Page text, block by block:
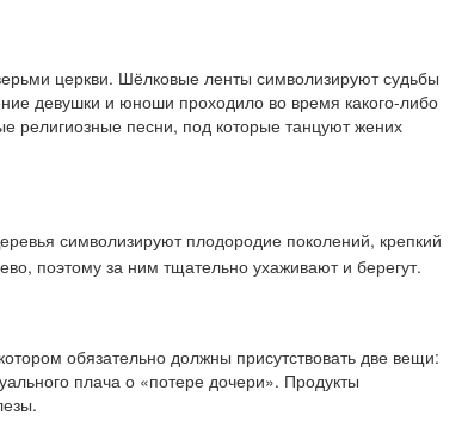
церкви. Шёлковые ленты символизируют судьбы
девушки и юноши проходило во время какого-либо
религиозные песни, под которые танцуют жених
символизируют плодородие поколений, крепкий
поэтому за ним тщательно ухаживают и берегут.
обязательно должны присутствовать две вещи:
плача о «потере дочери». Продукты